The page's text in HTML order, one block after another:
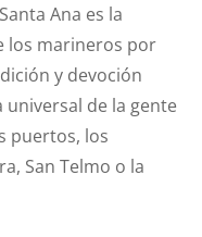
Ana es la
los marineros por
y devoción
de la gente
puertos, los
San Telmo o la